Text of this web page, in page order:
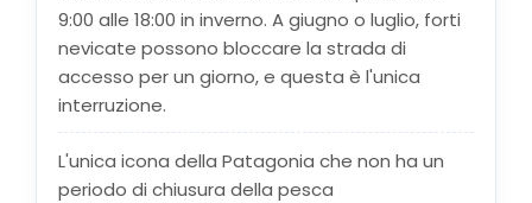
9:00 alle 18:00 in inverno. A giugno o luglio, forti
nevicate possono bloccare la strada di
accesso per un giorno, e questa è l'unica
interruzione.
L'unica icona della Patagonia che non ha un
periodo di chiusura della pesca